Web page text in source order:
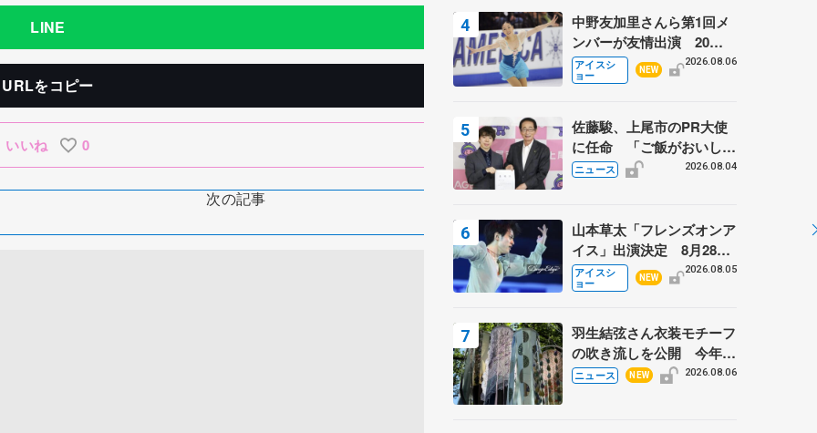
LINE
URLをコピー
いいね 0
次の記事
るスケート人生
中野友加里さんら第1回メ
ンバーが友情出演 20周
年の「フレンズオンアイ
ス」 宮本賢二さん、有川
アイスシ
ョー
NEW
2026.08.06
佐藤駿、上尾市のPR大使
に任命 「ご飯がおいし
く、住みやすいのが魅力」
ニュース 2026.08.04
山本草太「フレンズオンア
イス」出演決定 8月28日
（金）2公演のみ 荒川静
香さんプロデュース、20
アイスシ
ョー
NEW
2026.08.05
羽生結弦さん衣装モチーフ
の吹き流しを公開 今年は
「春よ、来い」、仙台の瑞
ニュース NEW 2026.08.06